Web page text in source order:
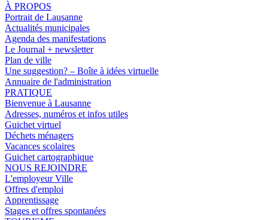
À PROPOS
Portrait de Lausanne
Actualités municipales
Agenda des manifestations
Le Journal + newsletter
Plan de ville
Une suggestion? – Boîte à idées virtuelle
Annuaire de l'administration
PRATIQUE
Bienvenue à Lausanne
Adresses, numéros et infos utiles
Guichet virtuel
Déchets ménagers
Vacances scolaires
Guichet cartographique
NOUS REJOINDRE
L'employeur Ville
Offres d'emploi
Apprentissage
Stages et offres spontanées